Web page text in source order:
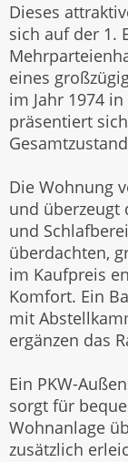
Dieses
sich auf der 1.
eines
im Jahr 1974
präsentiert
Die Wohnung
und überzeugt
und
überdachten,
im Kaufpreis
Komfort. Ein
mit
ergänzen das
Ein PKW-
sorgt für
Wohnanlage
zusätzlich